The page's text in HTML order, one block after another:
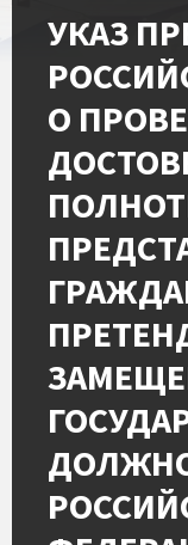
УКАЗ
О